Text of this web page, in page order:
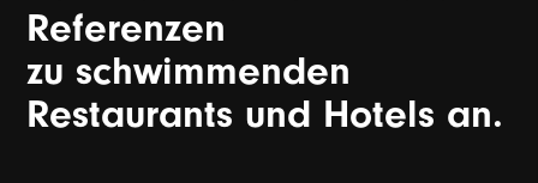
Referenzen
zu schwimmenden
Restaurants und Hotels an.